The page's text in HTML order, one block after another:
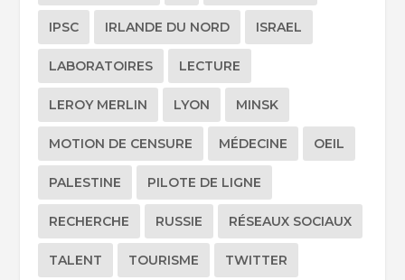
IPSC IRLANDE DU NORD ISRAEL
LABORATOIRES LECTURE
LEROY MERLIN LYON MINSK
MOTION DE CENSURE MÉDECINE OEIL
PALESTINE PILOTE DE LIGNE
RECHERCHE RUSSIE RÉSEAUX SOCIAUX
TALENT TOURISME TWITTER